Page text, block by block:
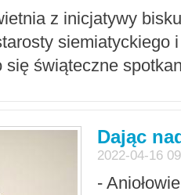
z inicjatywy
siemiatyckiego
się świąteczne
Dając
2022-04-16
-